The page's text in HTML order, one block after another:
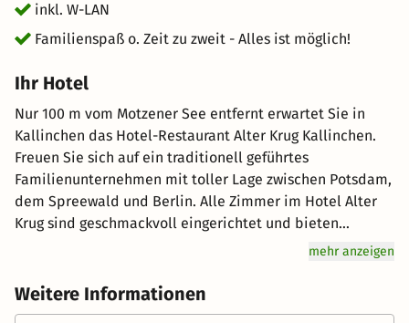
inkl. W-LAN
Familienspaß o. Zeit zu zweit - Alles ist möglich!
Ihr Hotel
Nur 100 m vom Motzener See entfernt erwartet Sie in
Kallinchen das Hotel-Restaurant Alter Krug Kallinchen.
Freuen Sie sich auf ein traditionell geführtes
Familienunternehmen mit toller Lage zwischen Potsdam,
dem Spreewald und Berlin. Alle Zimmer im Hotel Alter
Krug sind geschmackvoll eingerichtet und bieten
Flachbild-Sat-TV , ein eigenes Bad und kostenfreies
Alter Krug am Frühstücksbuffet nach deutscher Art. Zum
Mittag- und Abendessen laden das Restaurant und der
mehr anzeigen
Weitere Informationen